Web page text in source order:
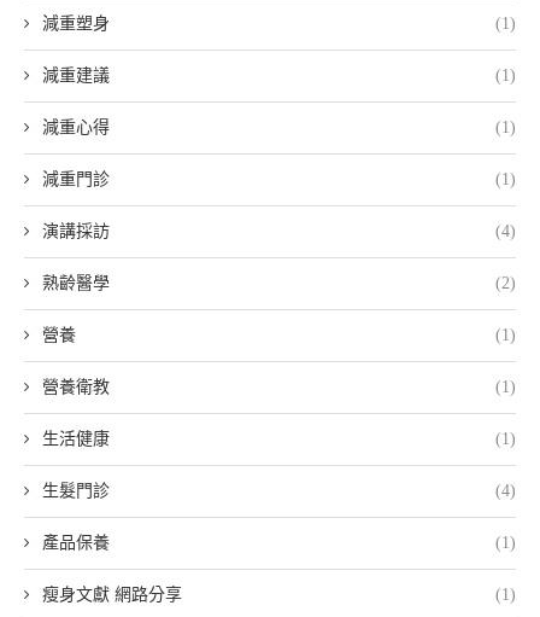
減重塑身 (1)
減重建議 (1)
減重心得 (1)
減重門診 (1)
演講採訪 (4)
熟齡醫學 (2)
營養 (1)
營養衛教 (1)
生活健康 (1)
生髮門診 (4)
產品保養 (1)
瘦身文獻 網路分享 (1)